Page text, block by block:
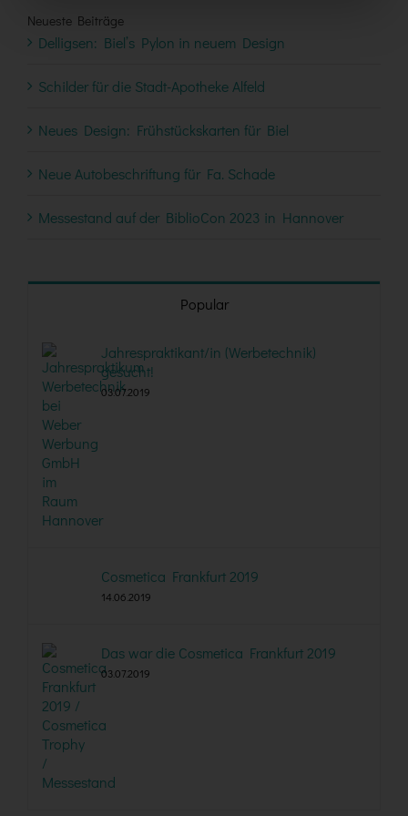
Neueste Beiträge
Delligsen: Biel’s Pylon in neuem Design
Schilder für die Stadt-Apotheke Alfeld
Neues Design: Frühstückskarten für Biel
Neue Autobeschriftung für Fa. Schade
Messestand auf der BiblioCon 2023 in Hannover
Popular
Jahrespraktikant/in (Werbetechnik)
gesucht!
03.07.2019
Cosmetica Frankfurt 2019
14.06.2019
Das war die Cosmetica Frankfurt 2019
03.07.2019